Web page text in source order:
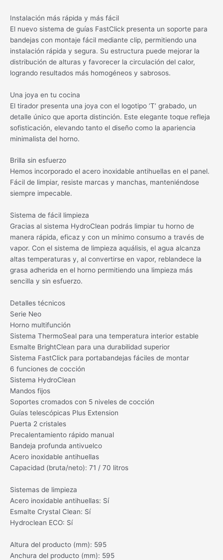
Instalación más rápida y más fácil
El nuevo sistema de guías FastClick presenta un soporte para
bandejas con montaje fácil mediante clip, permitiendo una
instalación rápida y segura. Su estructura puede mejorar la
distribución de alturas y favorecer la circulación del calor,
logrando resultados más homogéneos y sabrosos.
Una joya en tu cocina
El tirador presenta una joya con el logotipo ‘T’ grabado, un
detalle único que aporta distinción. Este elegante toque refleja
sofisticación, elevando tanto el diseño como la apariencia
minimalista del horno.
Brilla sin esfuerzo
Hemos incorporado el acero inoxidable antihuellas en el panel.
Fácil de limpiar, resiste marcas y manchas, manteniéndose
siempre impecable.
Sistema de fácil limpieza
Gracias al sistema HydroClean podrás limpiar tu horno de
manera rápida, eficaz y con un mínimo consumo a través de
vapor. Con el sistema de limpieza aquálisis, el agua alcanza
altas temperaturas y, al convertirse en vapor, reblandece la
grasa adherida en el horno permitiendo una limpieza más
sencilla y sin esfuerzo.
Detalles técnicos
Serie Neo
Horno multifunción
Sistema ThermoSeal para una temperatura interior estable
Esmalte BrightClean para una durabilidad superior
Sistema FastClick para portabandejas fáciles de montar
6 funciones de cocción
Sistema HydroClean
Mandos fijos
Soportes cromados con 5 niveles de cocción
Guías telescópicas Plus Extension
Puerta 2 cristales
Precalentamiento rápido manual
Bandeja profunda antivuelco
Acero inoxidable antihuellas
Capacidad (bruta/neto): 71 / 70 litros
Sistemas de limpieza
Acero inoxidable antihuellas: Sí
Esmalte Crystal Clean: Sí
Hydroclean ECO: Sí
Altura del producto (mm): 595
Anchura del producto (mm): 595